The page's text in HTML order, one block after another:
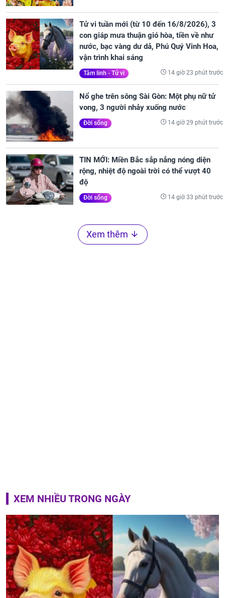
Tử vi tuần mới (từ 10 đến 16/8/2026), 3
con giáp mưa thuận gió hòa, tiền về như
nước, bạc vàng dư dả, Phú Quý Vinh Hoa,
vận trình khai sáng
Tâm linh - Tử vi 14 giờ 23 phút trước
Nổ ghe trên sông Sài Gòn: Một phụ nữ tử
vong, 3 người nhảy xuống nước
Đời sống 14 giờ 29 phút trước
TIN MỚI: Miền Bắc sắp nắng nóng diện
rộng, nhiệt độ ngoài trời có thể vượt 40
độ
Đời sống 14 giờ 33 phút trước
Xem thêm
XEM NHIỀU TRONG NGÀY